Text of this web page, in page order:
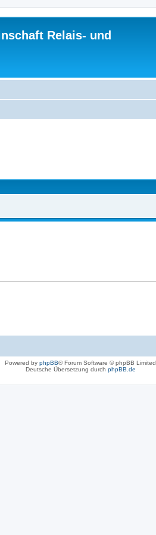
Relais- und
Powered by phpBB® Forum Software © phpBB Limited
Deutsche Übersetzung durch phpBB.de